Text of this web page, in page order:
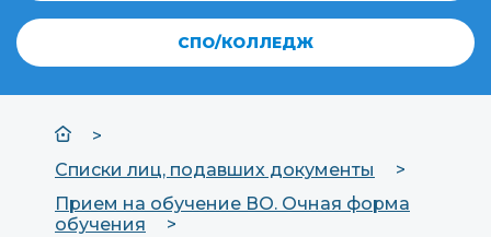
СПО/КОЛЛЕДЖ
Списки лиц, подавших документы
Прием на обучение ВО. Очная форма
обучения